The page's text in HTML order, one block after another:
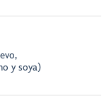
y soya)